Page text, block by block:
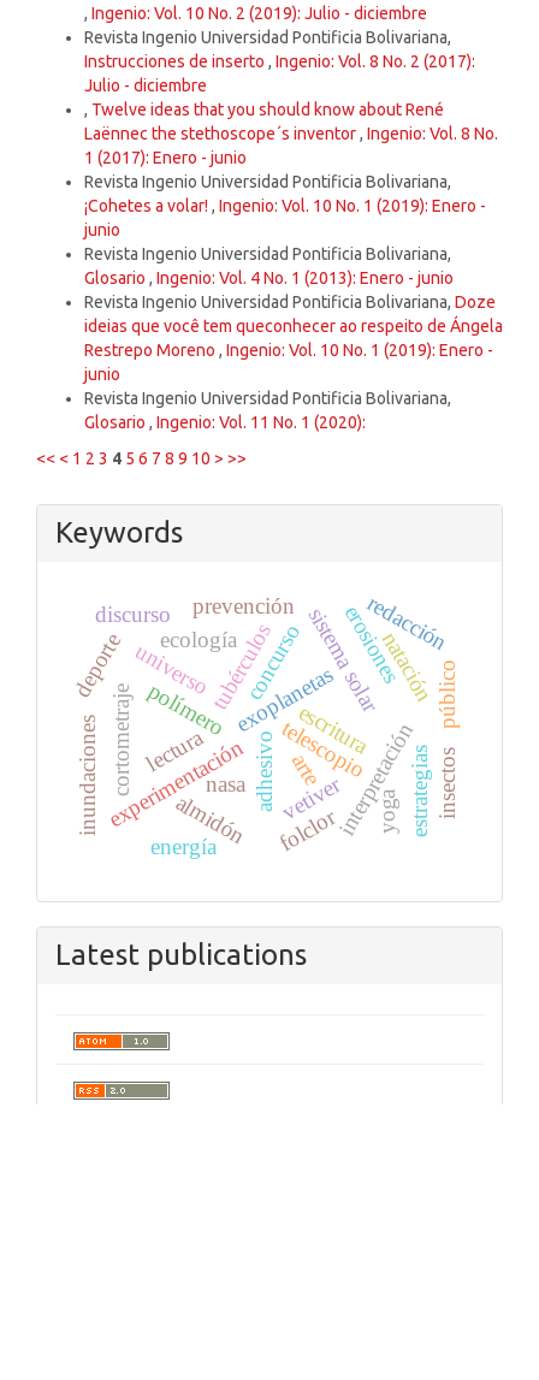
, Ingenio: Vol. 10 No. 2 (2019): Julio - diciembre
Revista Ingenio Universidad Pontificia Bolivariana,
Instrucciones de inserto , Ingenio: Vol. 8 No. 2 (2017):
Julio - diciembre
, Twelve ideas that you should know about René
Laënnec the stethoscope´s inventor, Ingenio: Vol. 8 No.
1 (2017): Enero - junio
Revista Ingenio Universidad Pontificia Bolivariana,
¡Cohetes a volar! , Ingenio: Vol. 10 No. 1 (2019): Enero -
junio
Revista Ingenio Universidad Pontificia Bolivariana,
Glosario , Ingenio: Vol. 4 No. 1 (2013): Enero - junio
Revista Ingenio Universidad Pontificia Bolivariana, Doze
ideias que você tem queconhecer ao respeito de Ángela
Restrepo Moreno , Ingenio: Vol. 10 No. 1 (2019): Enero -
junio
Revista Ingenio Universidad Pontificia Bolivariana,
Glosario , Ingenio: Vol. 11 No. 1 (2020):
<< < 1 2 3 4 5 6 7 8 9 10 > >>
Keywords
polímero
adhesivo
experimentación
almidón
tubérculos
exoplanetas
telescopio
nasa
sistema solar
universo
lectura escritura
cortometraje interpretación
inundaciones
ecología
vetiver
erosiones
prevención
estrategias
deporte natación
redacción
discurso
concurso público
yoga
arte
folclor
energía
insectos
Latest publications